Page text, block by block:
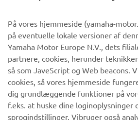
OPDAG MERE
På vores hjemmeside (yamaha-
på eventuelle lokale versioner af
Yamaha Motor Europe N.V., dets
partnere, cookies, herunder
så som JaveScript og Web beacons.
cookies, så vores hjemmeside
dig grundlæggende funktioner på
f.eks. at huske dine loginoplysninger
sprogindstillinger. Vibruger også